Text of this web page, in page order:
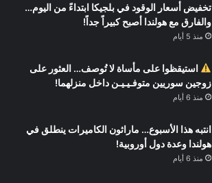
تخفيض أسعار الوقود في بلجيكا ابتداءً من اليوم…
والفارق مع هولندا أصبح كبيراً جداً!
منذ 5 أيام
استيقظوا على مأساة لا تُوصف… العثور على
زوجين سوريين متوفـيـيـن داخل منزلهما!
منذ 6 أيام
انتبه هذا الأسبوع… ماراثون الكاميرات ينطلق في
هولندا وعدة دول أوروبية!
منذ 6 أيام